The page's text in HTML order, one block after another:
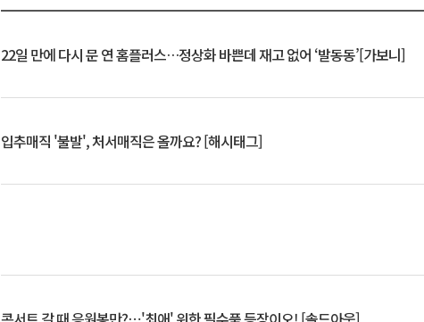
22일 만에 다시 문 연 홈플러스…정상화 바쁜데 재고 없어 ‘발동동’[가보니]
입추매직 '불발', 처서매직은 올까요? [해시태그]